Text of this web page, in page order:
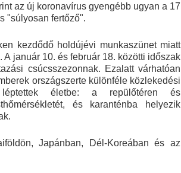
az új koronavírus gyengébb ugyan a 17
"súlyosan fertőző".
kezdődő holdújévi munkaszünet miatt
január 10. és február 18. közötti időszak
csúcsszezonnak. Ezalatt várhatóan
országszerte különféle közlekedési
léptettek életbe: a repülőtéren és
és karanténba helyezik
Japánban, Dél-Koreában és az